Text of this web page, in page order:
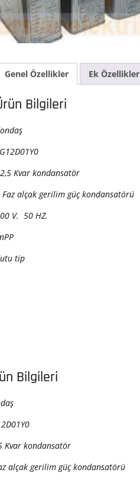
Genel Özellikler Ek Özellikler
Bilgileri
Kvar kondansatör
Faz alçak gerilim güç kondansatörü
V. 50 HZ.
tip
Bilgileri
Kvar kondansatör
alçak gerilim güç kondansatörü